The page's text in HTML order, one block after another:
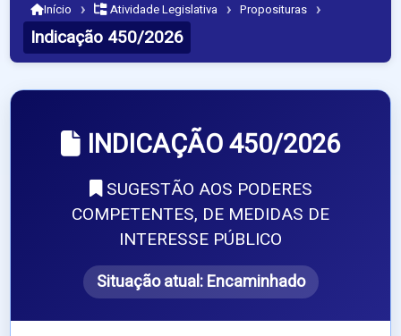
Início › Atividade Legislativa › Proposituras ›
Indicação 450/2026
INDICAÇÃO 450/2026
SUGESTÃO AOS PODERES
COMPETENTES, DE MEDIDAS DE
INTERESSE PÚBLICO
Situação atual:Encaminhado